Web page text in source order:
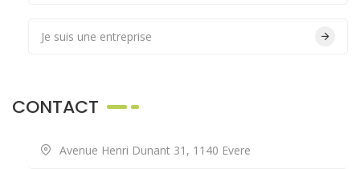
Je suis une entreprise
CONTACT
Avenue Henri Dunant 31, 1140 Evere